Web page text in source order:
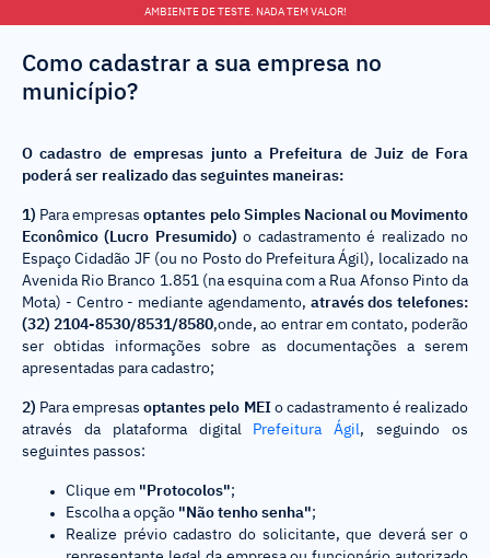
AMBIENTE DE TESTE. NADA TEM VALOR!
Como cadastrar a sua empresa no
município?
O cadastro de empresas junto a Prefeitura de Juiz de Fora
poderá ser realizado das seguintes maneiras:
1) Para empresasoptantes pelo Simples Nacional ou Movimento
Econômico (Lucro Presumido) o cadastramento é realizado no
Espaço Cidadão JF (ou no Posto do Prefeitura Ágil), localizado na
Avenida Rio Branco 1.851 (na esquina com a Rua Afonso Pinto da
Mota) - Centro - mediante agendamento, através dos telefones:
(32) 2104-8530/8531/8580,onde, ao entrar em contato, poderão
ser obtidas informações sobre as documentações a serem
apresentadas para cadastro;
2) Para empresasoptantes pelo MEIo cadastramento é realizado
através da plataforma digital
Prefeitura Ágil, seguindo os
seguintes passos:
Clique em "Protocolos";
Escolha a opção "Não tenho senha";
Realize prévio cadastro do solicitante, que deverá ser o